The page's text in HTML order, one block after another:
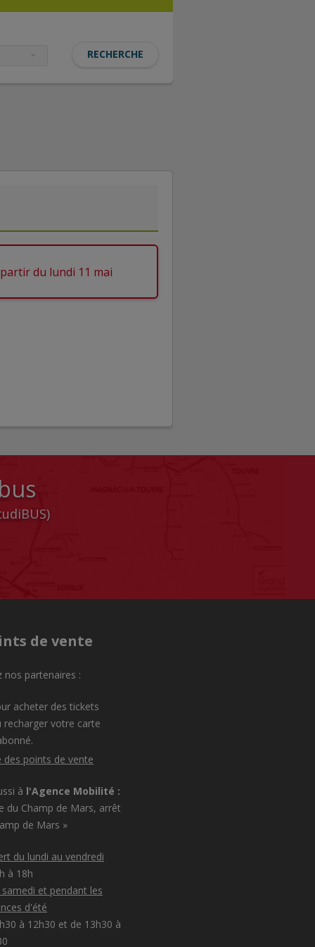
du lundi 11 mai
de vente
nos partenaires :
acheter des tickets
recharger votre carte
des points de vente
à l'Agence Mobilité :
du Champ de Mars, arrêt
de Mars »
du lundi au vendredi
à 18h
samedi et pendant les
d'été
à 12h30 et de 13h30 à